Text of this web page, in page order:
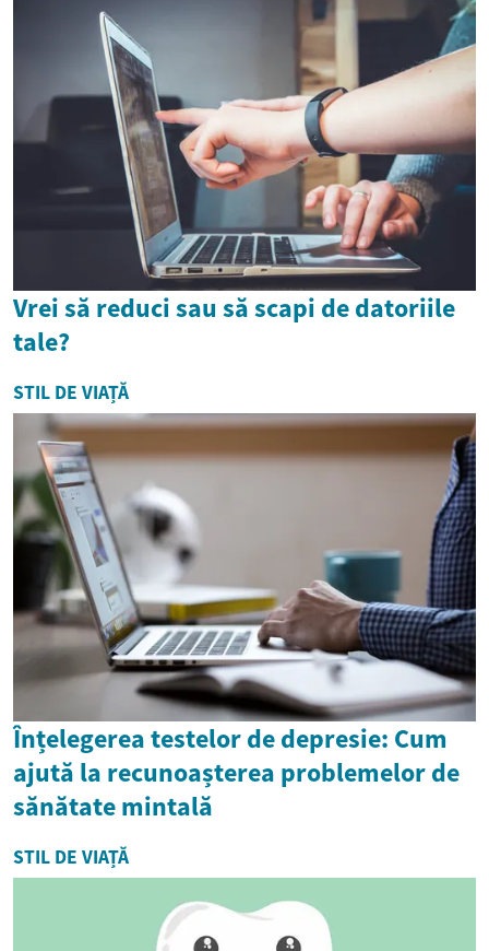
Vrei să reduci sau să scapi de datoriile
tale?
STIL DE VIAȚĂ
Înțelegerea testelor de depresie: Cum
ajută la recunoașterea problemelor de
sănătate mintală
STIL DE VIAȚĂ